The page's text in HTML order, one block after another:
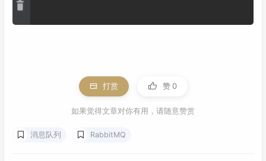
打赏 赞 0
如果觉得文章对你有用，请随意赞赏
消息队列 RabbitMQ